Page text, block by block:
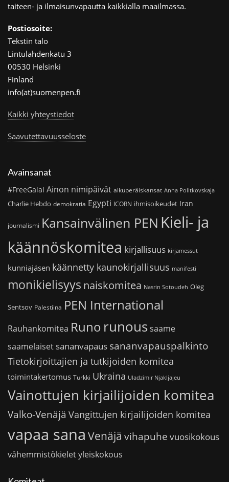
taiteen- ja ilmaisunvapautta kaikkialla maailmassa.
Postiosoite:
Tekstin talo
Lintulahdenkatu 3
00530 Helsinki
Finland
info(at)suomenpen.fi
Kaikki yhteystiedot
Saavutettavuusseloste
Avainsanat
#FreeGalal Ainon nimipäivät alkuperäiskansat Anna Politkovskaja
Charlie Hebdo demokratia Egypti ICORN ihmisoikeudet Iran
journalismi Kansainvälinen PEN Kieli- ja
käännöskomitea kirjallisuus kirjamessut
kunniajäsen käännetty kaunokirjallisuus manifesti
monikielisyys naiskomitea Nasrin Sotoudeh Oleg
Sentsov Palestiina PEN International
Rauhankomitea Runo runoussaame
saamelaiset sananvapaus sananvapauspalkinto
Tietokirjoittajien ja tutkijoiden komitea
toimintakertomus Turkki Ukraina Uladzimir Njakljajeu
Vainottujen kirjailijoiden komitea
Valko-Venäjä Vangittujen kirjailijoiden komitea
vapaa sana Venäjä vihapuhe vuosikokous
vähemmistökieletyleiskokous